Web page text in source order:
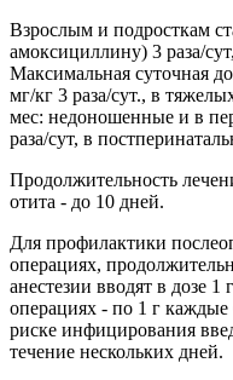
Взрослым и подросткам
амоксициллину) 3 раза/
Максимальная суточная
мг/кг 3 раза/сут., в
мес: недоношенные и в
раза/сут, в
Продолжительность
отита - до 10 дней.
Для профилактики
операциях,
анестезии вводят в дозе
операциях - по 1 г
риске инфицирования
течение нескольких дней.